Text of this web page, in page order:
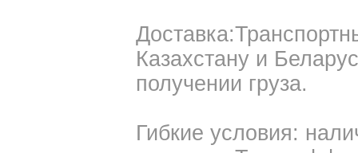
Казахстану и
получении груза.
Гибкие условия: